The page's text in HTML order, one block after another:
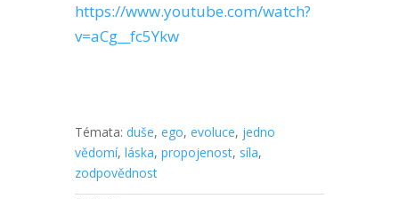
https://www.youtube.com/watch?
v=aCg__fc5Ykw
Témata: duše, ego, evoluce, jedno
vědomí, láska, propojenost, síla,
zodpovědnost